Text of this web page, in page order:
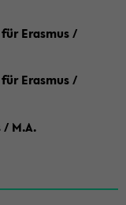
Erasmus /
Erasmus /
/ M.A.